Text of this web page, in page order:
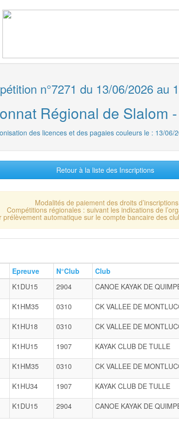
n°7271 du 13/06/2026 au
Régional de Slalom
des licences et des pagaies couleurs le : 13/06/
Retour à la liste des Inscriptions
Modalités de paiement des droits d’inscriptions
Compétitions régionales : suivant les indications de
automatique sur le compte bancaire des
Epreuve N°Club Club
K1DU15 2904 CANOE KAYAK DE
K1HM35 0310 CK VALLEE DE
K1HU18 0310 CK VALLEE DE
K1HU15 1907 KAYAK CLUB DE TULLE
K1HM35 0310 CK VALLEE DE
K1HU34 1907 KAYAK CLUB DE TULLE
K1DU15 2904 CANOE KAYAK DE